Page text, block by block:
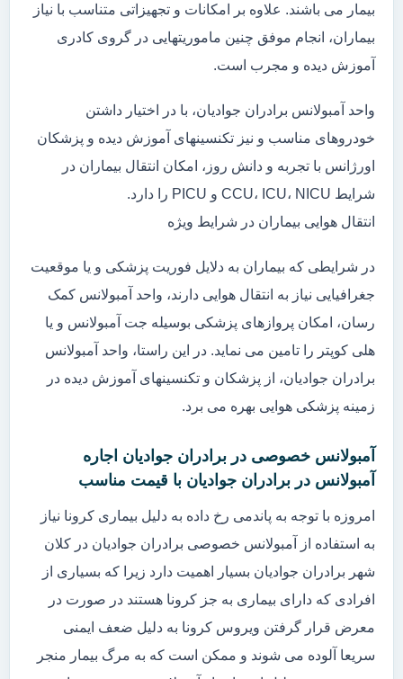
بیمار می باشند. علاوه بر امکانات و تجهیزاتی متناسب با نیاز
بیماران، انجام موفق چنین ماموریتهایی در گروی کادری
آموزش دیده و مجرب است.
واحد آمبولانس برادران جوادیان، با در اختیار داشتن
خودروهای مناسب و نیز تکنسینهای آموزش دیده و پزشکان
اورژانس با تجربه و دانش روز، امکان انتقال بیماران در
شرایط CCU، ICU، NICU و PICU را دارد.
انتقال هوایی بیماران در شرایط ویژه
در شرایطی که بیماران به دلایل فوریت پزشکی و یا موقعیت
جغرافیایی نیاز به انتقال هوایی دارند، واحد آمبولانس کمک
رسان، امکان پروازهای پزشکی بوسیله جت آمبولانس و یا
هلی کوپتر را تامین می نماید. در این راستا، واحد آمبولانس
برادران جوادیان، از پزشکان و تکنسینهای آموزش دیده در
زمینه پزشکی هوایی بهره می برد.
آمبولانس خصوصی در برادران جوادیان اجاره
آمبولانس در برادران جوادیان با قیمت مناسب
امروزه با توجه به پاندمی رخ داده به دلیل بیماری کرونا نیاز
به استفاده از آمبولانس خصوصی برادران جوادیان در کلان
شهر برادران جوادیان بسیار اهمیت دارد زیرا که بسیاری از
افرادی که دارای بیماری به جز کرونا هستند در صورت در
معرض قرار گرفتن ویروس کرونا به دلیل ضعف ایمنی
سریعا آلوده می شوند و ممکن است که به مرگ بیمار منجر